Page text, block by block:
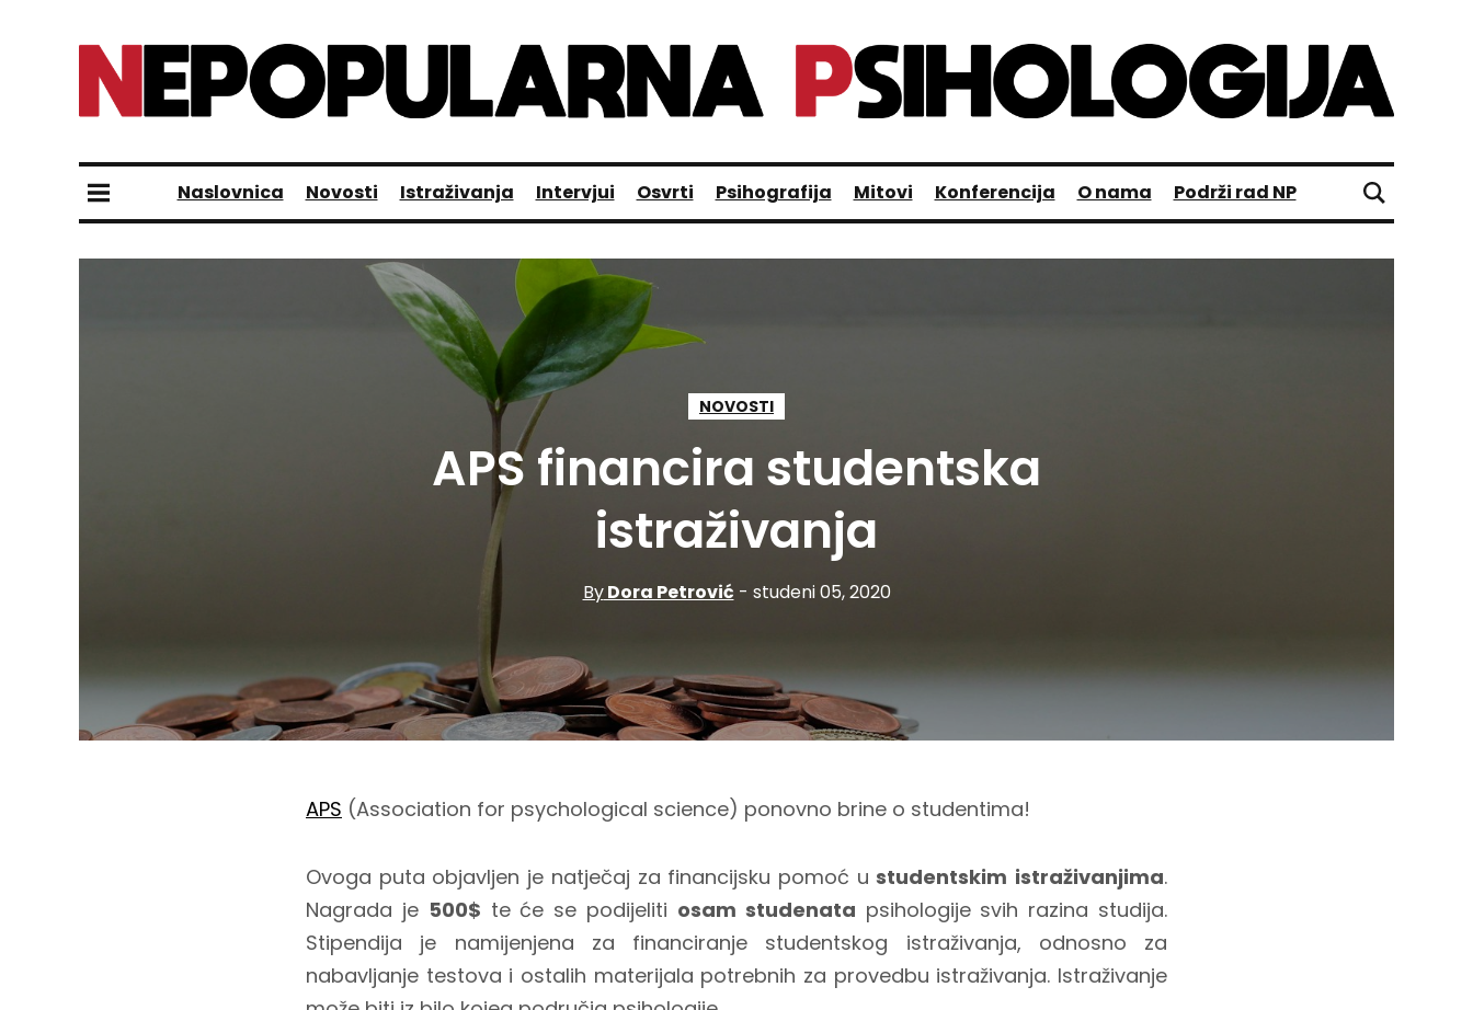
Naslovnica Novosti Istraživanja Intervjui Osvrti Psihografija Mitovi Konferencija O nama Podrži rad NP
NOVOSTI
APS financira studentska
istraživanja
ByDora Petrović - studeni 05, 2020
APS (Association for psychological science) ponovno brine o studentima!
Ovoga puta objavljen je natječaj za financijsku pomoć ustudentskim istraživanjima.
Nagrada je 500$ te će se podijeliti osam studenata psihologije svih razina studija.
Stipendija je namijenjena za financiranje studentskog istraživanja, odnosno za
nabavljanje testova i ostalih materijala potrebnih za provedbu istraživanja. Istraživanje